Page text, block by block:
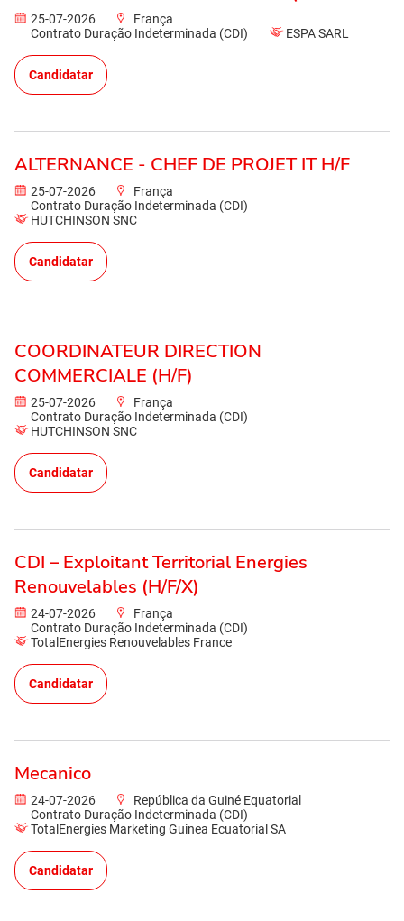
25-07-2026
França
Contrato Duração Indeterminada (CDI)
ESPA SARL
Candidatar
ALTERNANCE - CHEF DE PROJET IT H/F
25-07-2026
França
Contrato Duração Indeterminada (CDI)
HUTCHINSON SNC
Candidatar
COORDINATEUR DIRECTION
COMMERCIALE (H/F)
25-07-2026
França
Contrato Duração Indeterminada (CDI)
HUTCHINSON SNC
Candidatar
CDI – Exploitant Territorial Energies
Renouvelables (H/F/X)
24-07-2026
França
Contrato Duração Indeterminada (CDI)
TotalEnergies Renouvelables France
Candidatar
Mecanico
24-07-2026
República da Guiné Equatorial
Contrato Duração Indeterminada (CDI)
TotalEnergies Marketing Guinea Ecuatorial SA
Candidatar